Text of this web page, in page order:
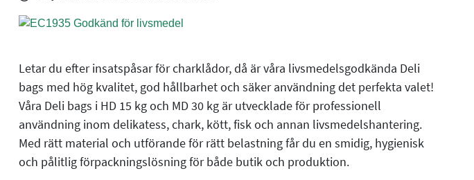
Letar du efter insatspåsar för charklådor, då är våra livsmedelsgodkända Deli
bags med hög kvalitet, god hållbarhet och säker användning det perfekta valet!
Våra Deli bags i HD 15 kg och MD 30 kg är utvecklade för professionell
användning inom delikatess, chark, kött, fisk och annan livsmedelshantering.
Med rätt material och utförande för rätt belastning får du en smidig, hygienisk
och pålitlig förpackningslösning för både butik och produktion.